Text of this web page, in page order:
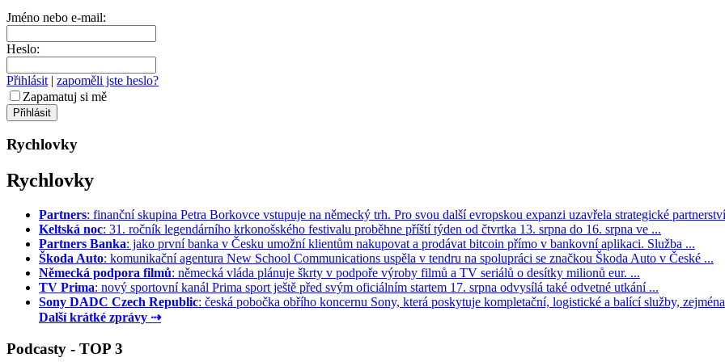
Jméno nebo e-mail:
Heslo:
Přihlásit | zapoměli jste heslo?
Zapamatuj si mě
Rychlovky
Rychlovky
Partners: finanční skupina Petra Borkovce vstupuje na německý trh. Pro svou další evropskou expanzi uzavřela strategické
Keltská noc: 31. ročník legendárního krkonošského festivalu proběhne příští týden od čtvrtka 13. srpna do 16. srpna ve ...
Partners Banka: jako první banka v Česku umožní klientům nakupovat a prodávat bitcoin přímo v bankovní aplikaci. Služba ...
Škoda Auto: komunikační agentura New School Communications uspěla v tendru na spolupráci se značkou Škoda Auto v České ...
Německá podpora filmů: německá vláda plánuje škrty v podpoře výroby filmů a TV seriálů o desítky milionů eur. ...
TV Prima: nový sportovní kanál Prima sport ještě před svým oficiálním startem 17. srpna odvysílá také odvetné utkání ...
Sony DADC Czech Republic: česká pobočka obřího koncernu Sony, která poskytuje kompletační, logistické a balící služby,
Další krátké zprávy ⇢
Podcasty - TOP 3